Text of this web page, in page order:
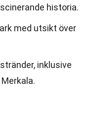
historia.
med utsikt över
inklusive